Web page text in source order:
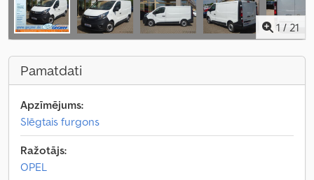
1 / 21
Pamatdati
Apzīmējums:
Slēgtais furgons
Ražotājs:
OPEL